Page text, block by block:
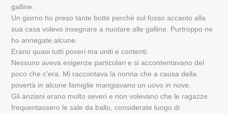
galline.
Un giorno ho preso tante botte perché sul fosso accanto alla
sua casa volevo insegnare a nuotare alle galline. Purtroppo ne
ho annegate alcune.
Erano quasi tutti poveri ma uniti e contenti.
Nessuno aveva esigenze particolari e si accontentavano del
poco che c'era. Mi raccontava la nonna che a causa della
povertà in alcune famiglie mangiavano un uovo in nove.
Gli anziani erano molto severi e non volevano che le ragazze
frequentassero le sale da ballo, considerate luogo di